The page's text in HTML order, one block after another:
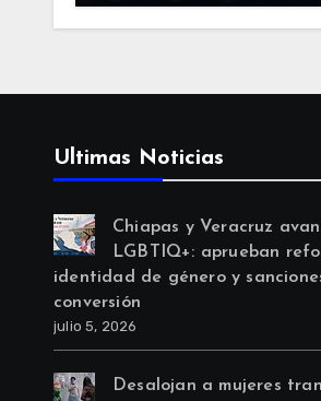
reformas sobre
Ultimas Noticias
Chiapas y Veracruz
LGBTIQ+: aprueban
identidad de género y
conversión
julio 5, 2026
Desalojan a mujeres